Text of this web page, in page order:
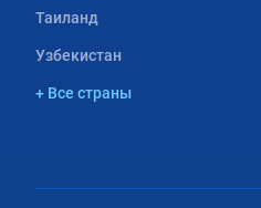
Таиланд
Узбекистан
+ Все страны